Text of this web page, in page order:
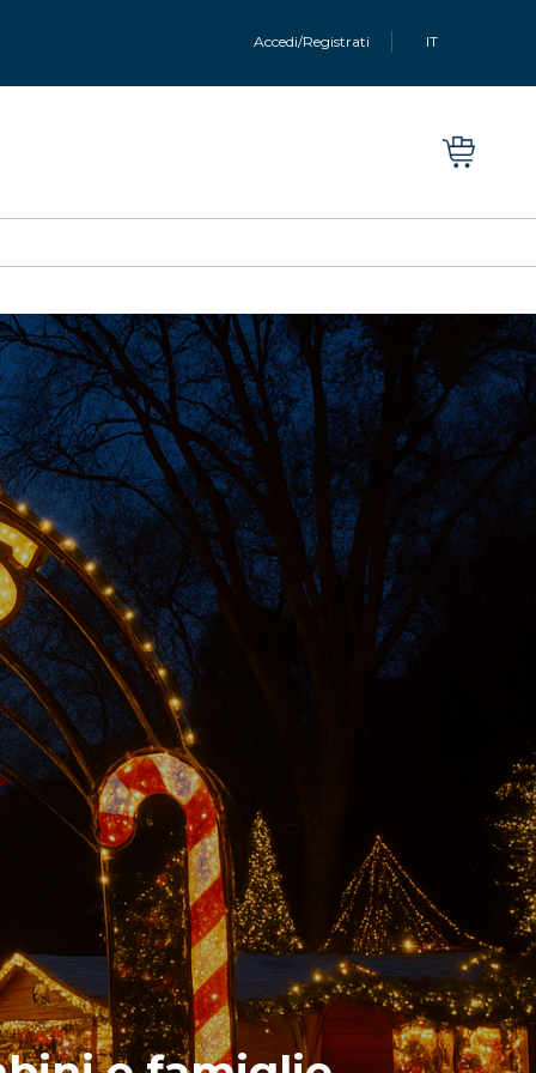
Accedi/Registrati IT